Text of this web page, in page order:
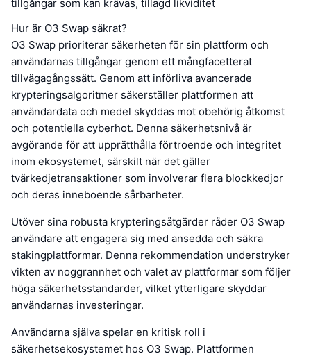
tillgångar som kan krävas, tillagd likviditet
Hur är O3 Swap säkrat?
O3 Swap prioriterar säkerheten för sin plattform och
användarnas tillgångar genom ett mångfacetterat
tillvägagångssätt. Genom att införliva avancerade
krypteringsalgoritmer säkerställer plattformen att
användardata och medel skyddas mot obehörig åtkomst
och potentiella cyberhot. Denna säkerhetsnivå är
avgörande för att upprätthålla förtroende och integritet
inom ekosystemet, särskilt när det gäller
tvärkedjetransaktioner som involverar flera blockkedjor
och deras inneboende sårbarheter.
Utöver sina robusta krypteringsåtgärder råder O3 Swap
användare att engagera sig med ansedda och säkra
stakingplattformar. Denna rekommendation understryker
vikten av noggrannhet och valet av plattformar som följer
höga säkerhetsstandarder, vilket ytterligare skyddar
användarnas investeringar.
Användarna själva spelar en kritisk roll i
säkerhetsekosystemet hos O3 Swap. Plattformen